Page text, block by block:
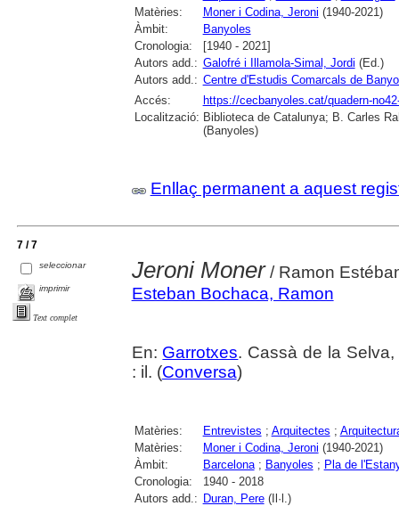
Matèries:
Moner i Codina, Jeroni (1940-2021)
Àmbit:
Banyoles
Cronologia:
[1940 - 2021]
Autors add.: Galofré i Illamola-Simal, Jordi (Ed.)
Autors add.: Centre d'Estudis Comarcals de
Accés:
https://cecbanyoles.cat/quadern-
Localització: Biblioteca de Catalunya; B. Carles
(Banyoles)
Enllaç permanent a aquest
7 / 7
seleccionar
imprimir
Text complet
Jeroni Moner/ Ramon
Esteban Bochaca, Ramon
En: Garrotxes. Cassà de la
: il. (Conversa)
Matèries: Entrevistes ; Arquitectes ;
Matèries:
Moner i Codina, Jeroni (1940-2021)
Àmbit:
Barcelona; Banyoles ; Pla de
Cronologia:
1940 - 2018
Autors add.: Duran, Pere(Il·l.)